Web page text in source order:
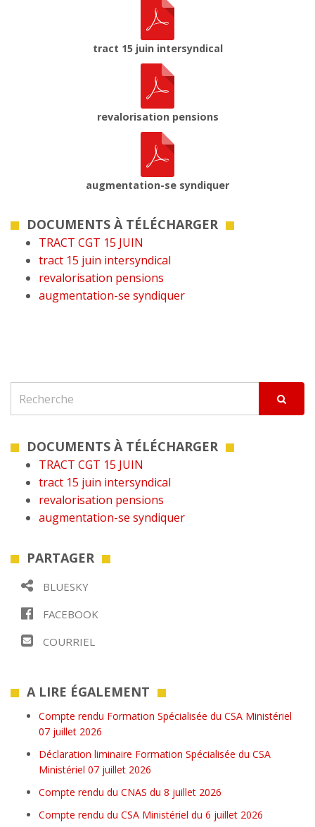
tract 15 juin intersyndical
revalorisation pensions
augmentation-se syndiquer
DOCUMENTS À TÉLÉCHARGER
TRACT CGT 15 JUIN
tract 15 juin intersyndical
revalorisation pensions
augmentation-se syndiquer
DOCUMENTS À TÉLÉCHARGER
TRACT CGT 15 JUIN
tract 15 juin intersyndical
revalorisation pensions
augmentation-se syndiquer
PARTAGER
BLUESKY
FACEBOOK
COURRIEL
A LIRE ÉGALEMENT
Compte rendu Formation Spécialisée du CSA Ministériel
07 juillet 2026
Déclaration liminaire Formation Spécialisée du CSA
Ministériel 07 juillet 2026
Compte rendu du CNAS du 8 juillet 2026
Compte rendu du CSA Ministériel du 6 juillet 2026